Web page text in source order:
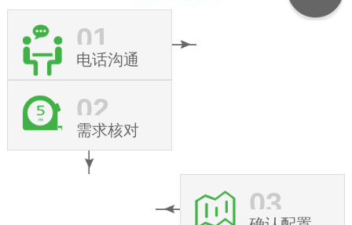
01
电话沟通
02
需求核对
03